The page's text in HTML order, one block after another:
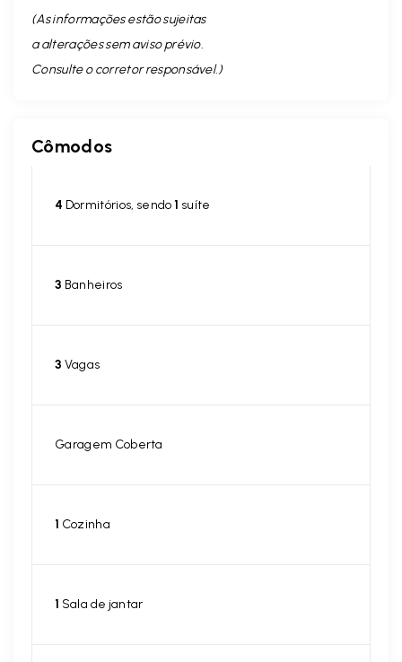
(As informações estão sujeitas
a alterações sem aviso prévio.
Consulte o corretor responsável. )
Cômodos
4 Dormitórios, sendo1 suíte
3 Banheiros
3 Vagas
Garagem Coberta
1 Cozinha
1 Sala de jantar